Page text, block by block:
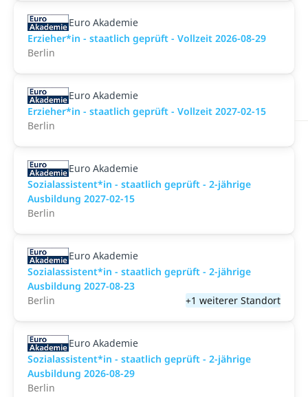
Euro Akademie
Erzieher*in - staatlich geprüft - Vollzeit 2026-08-29
Berlin
Euro Akademie
Erzieher*in - staatlich geprüft - Vollzeit 2027-02-15
Berlin
Euro Akademie
Sozialassistent*in - staatlich geprüft - 2-jährige
Ausbildung 2027-02-15
Berlin
Euro Akademie
Sozialassistent*in - staatlich geprüft - 2-jährige
Ausbildung 2027-08-23
Berlin
+1 weiterer Standort
Euro Akademie
Sozialassistent*in - staatlich geprüft - 2-jährige
Ausbildung 2026-08-29
Berlin